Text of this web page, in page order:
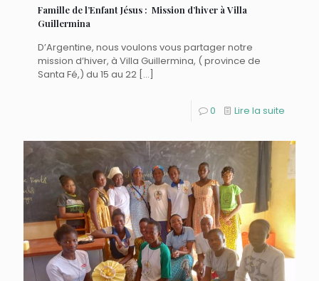
Famille de l’Enfant Jésus : Mission d’hiver à Villa
Guillermina
D’Argentine, nous voulons vous partager notre
mission d’hiver, à Villa Guillermina, ( province de
Santa Fé,) du 15 au 22 […]
0 Lire la suite